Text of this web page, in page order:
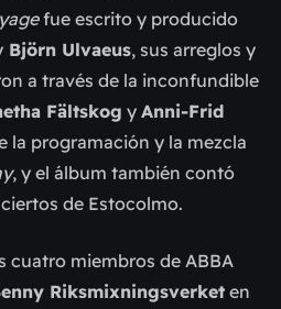
fue escrito y producido
Björn Ulvaeus, sus arreglos y
a través de la inconfundible
Fältskog y Anni-Frid
la programación y la mezcla
, y el álbum también contó
de Estocolmo.
cuatro miembros de ABBA
Riksmixningsverket en